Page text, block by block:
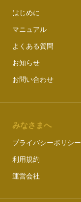
はじめに
マニュアル
よくある質問
お知らせ
お問い合わせ
みなさまへ
プライバシーポリシー
利用規約
運営会社